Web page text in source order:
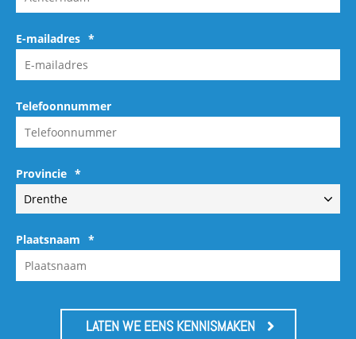
E-mailadres *
Telefoonnummer
Provincie *
Plaatsnaam *
LATEN WE EENS KENNISMAKEN